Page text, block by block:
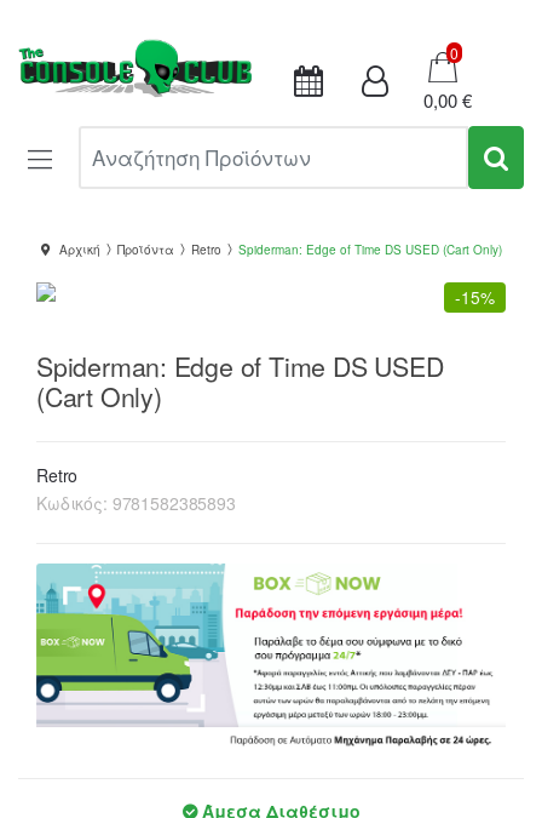
Καλάθι
0
0,00 €
Αρχική Προϊόντα Retro Spiderman: Edge of Time DS USED (Cart Only)
-15%
Spiderman: Edge of Time DS USED
(Cart Only)
Retro
Κωδικός: 9781582385893
Άμεσα Διαθέσιμο